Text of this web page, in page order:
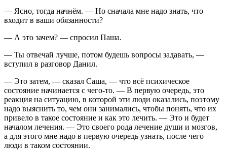
— Ясно, тогда начнём. — Но сначала мне надо знать, что
входит в ваши обязанности?
— А это зачем? — спросил Паша.
— Ты отвечай лучше, потом будешь вопросы задавать, —
вступил в разговор Данил.
— Это затем, — сказал Саша, — что всё психическое
состояние начинается с чего-то. — В первую очередь, это
реакция на ситуацию, в которой эти люди оказались, поэтому
надо выяснить то, чем они занимались, чтобы понять, что их
привело в такое состояние и как это лечить. — Это и будет
началом лечения. — Это своего рода лечение души и мозгов,
а для этого мне надо в первую очередь узнать, после чего
люди в таком состоянии.